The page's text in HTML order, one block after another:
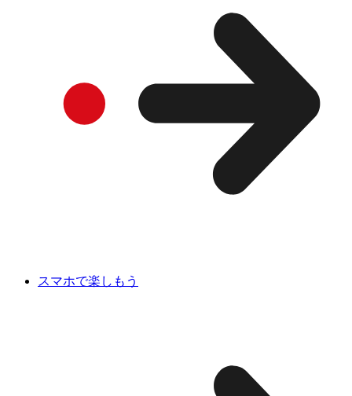
スマホで楽しもう